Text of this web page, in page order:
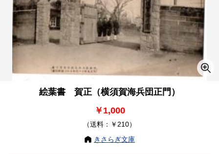
絵葉書 賀正（横須賀海兵団正門）
￥1,000
（送料：￥210）
きさらぎ文庫